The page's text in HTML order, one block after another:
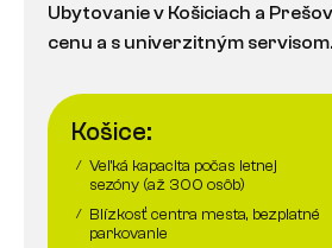
Ubytovanie v Košiciach a
cenu a s univerzitným servisom.
Košice:
/ Veľká kapacita počas letnej
sezóny (až 300 osôb)
/
Blízkosť centra mesta, bezplatné
parkovanie